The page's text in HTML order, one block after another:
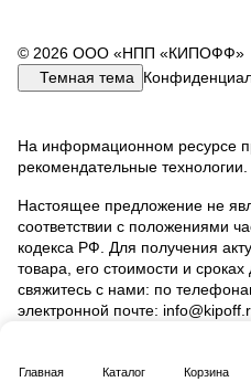
Главная Каталог Корзина
© 2026 ООО «НПП «КИПОФФ»
Темная тема
На информационном ресурсе
рекомендательные технологии
Настоящее предложение не
соответствии с положениями
кодекса РФ. Для получения
товара, его стоимости и сроках
свяжитесь с нами: по
электронной почте: